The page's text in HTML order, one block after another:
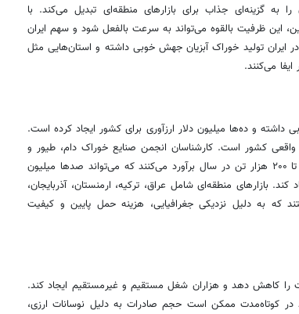
به گزینه‌ای جذاب برای بازارهای منطقه‌ای تبدیل می‌کند. با
این ظرفیت بالقوه می‌تواند به سرعت بالفعل شود و سهم ایران
در ایران تولید خوراک آبزیان جهش خوبی داشته و استان‌هایی مثل
می‌کنند.
و ده‌ها میلیون دلار ارزآوری برای کشور ایجاد کرده است.
واقعی کشور است. کارشناسان انجمن صنایع خوراک دام، طیور و
آبزیان ایران پتانسیل صادراتی این بخش را بین ۱۰۰ تا ۲۰۰ هزار تن در سال برآورد می‌کنند که می‌تواند صدها میلیون
کند. بازارهای منطقه‌ای شامل عراق، ترکیه، ارمنستان، آذربایجان،
که به دلیل نزدیکی جغرافیایی، هزینه حمل پایین و کیفیت
را کاهش دهد و هزاران شغل مستقیم و غیرمستقیم ایجاد کند.
کوتاه‌مدت ممکن است حجم صادرات به دلیل نوسانات ارزی،